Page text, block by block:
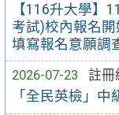
【116升大學】
考試)校內報名
填寫報名意願調
2026-07-23
註冊
「全民英檢」